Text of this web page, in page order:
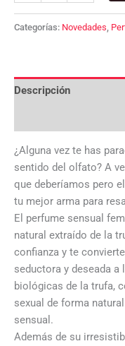
Categorías: Novedades
Descripción
¿Alguna vez te has
sentido del olfato? A
que deberíamos pero
tu mejor arma para
El perfume sensual
natural extraído de la
confianza y te
seductora y deseada
biológicas de la trufa,
sexual de forma
sensual.
Además de su